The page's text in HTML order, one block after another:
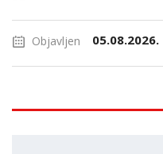
Objavljen 05.08.2026.